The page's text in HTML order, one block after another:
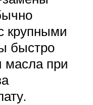
крупными
быстро
масла при